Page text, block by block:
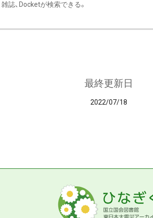
雑誌、Docketが検索できる。
最終更新日
2022/07/18